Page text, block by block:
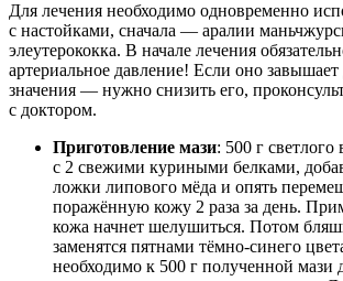
Для лечения необходимо одновременно
с настойками, сначала — аралии
элеутерококка. В начале лечения
артериальное давление! Если оно
значения — нужно снизить его,
с доктором.
Приготовление мази: 500 г светлого
с 2 свежими куриными белками,
ложки липового мёда и опять
поражённую кожу 2 раза за день.
кожа начнет шелушиться. Потом
заменятся пятнами тёмно-синего
необходимо к 500 г полученной мази